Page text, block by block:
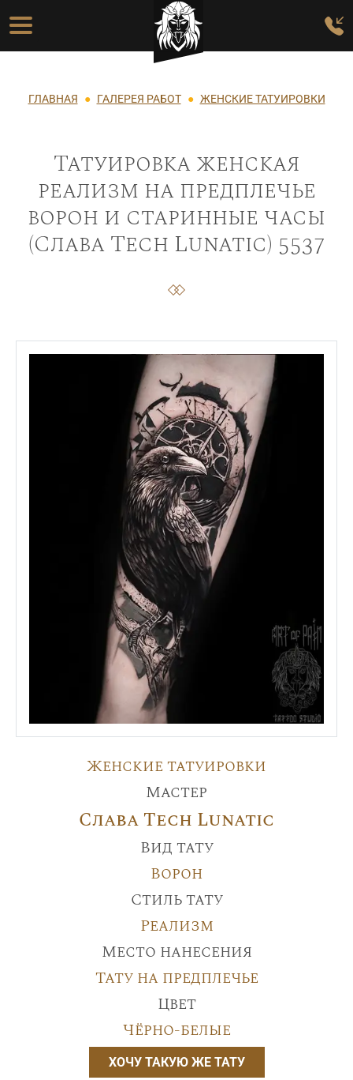
Перейти к основному содержанию
Основная навигация
Строка навигации
ГЛАВНАЯ ГАЛЕРЕЯ РАБОТ ЖЕНСКИЕ ТАТУИРОВКИ
Татуировка женская
реализм на предплечье
ворон и старинные часы
(Слава Tech Lunatic) 5537
Женские татуировки
Мастер
Слава Tech Lunatic
Вид тату
Ворон
Стиль тату
Реализм
Место нанесения
Тату на предплечье
Цвет
Чёрно-белые
ХОЧУ ТАКУЮ ЖЕ ТАТУ